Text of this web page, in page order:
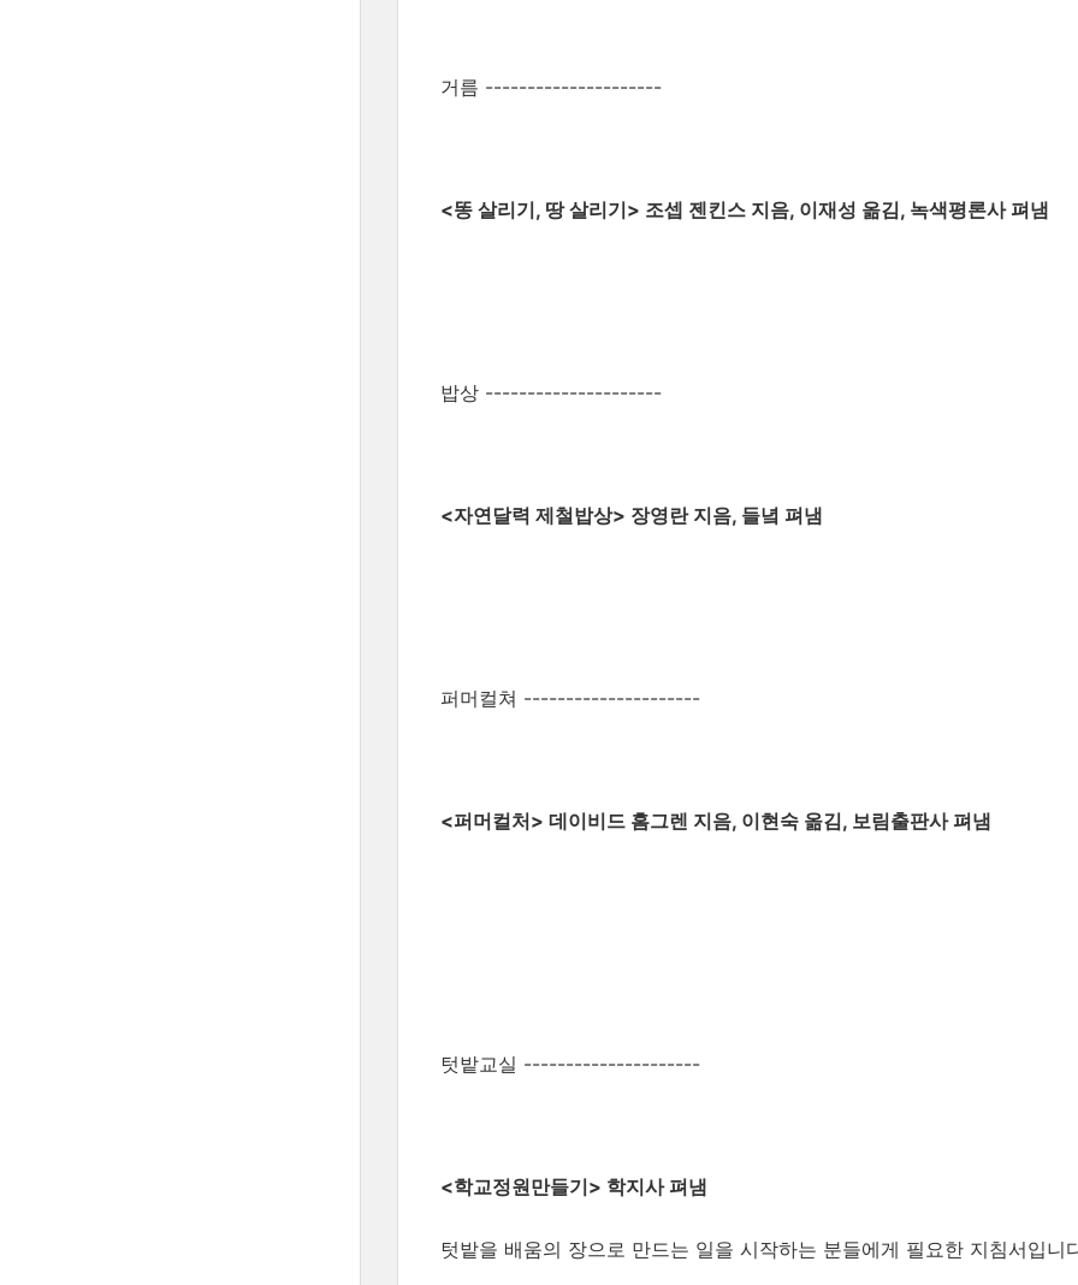
거름 ---------------------
<똥 살리기, 땅 살리기> 조셉 젠킨스 지음, 이재성 옮김, 녹색평론사 펴냄
밥상 ---------------------
<자연달력 제철밥상> 장영란 지음, 들녘 펴냄
퍼머컬쳐 ---------------------
<퍼머컬처> 데이비드 홈그렌 지음, 이현숙 옮김, 보림출판사 펴냄
텃밭교실 ---------------------
<학교정원만들기> 학지사 펴냄
텃밭을 배움의 장으로 만드는 일을 시작하는 분들에게 필요한 지침서입니